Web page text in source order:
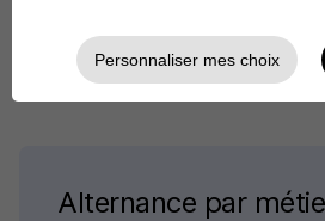
traiteur
Alternance par
Personnaliser mes choix